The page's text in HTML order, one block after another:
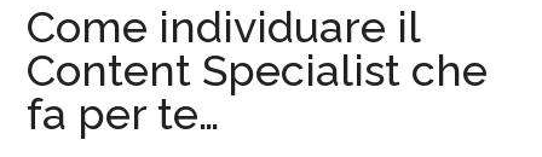
Come individuare il
Content Specialist che
fa per te…